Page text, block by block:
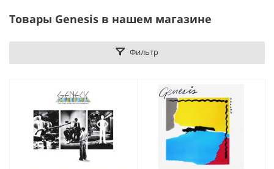
Товары Genesis в нашем магазине
Фильтр